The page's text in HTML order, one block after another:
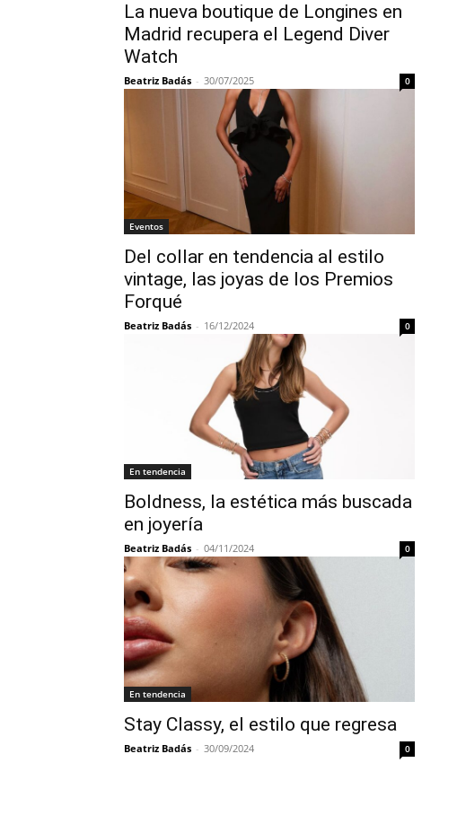
La nueva boutique de Longines en
Madrid recupera el Legend Diver
Watch
Beatriz Badás - 30/07/2025 0
Eventos
Del collar en tendencia al estilo
vintage, las joyas de los Premios
Forqué
Beatriz Badás - 16/12/2024 0
En tendencia
Boldness, la estética más buscada
en joyería
Beatriz Badás - 04/11/2024 0
En tendencia
Stay Classy, el estilo que regresa
Beatriz Badás - 30/09/2024 0